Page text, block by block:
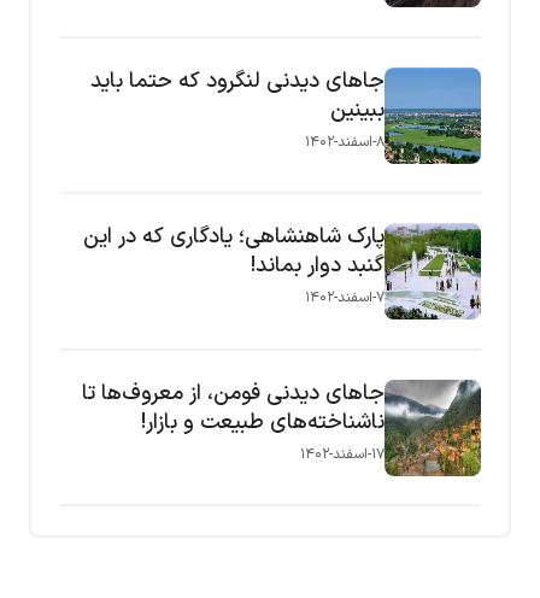
جاهای دیدنی لنگرود که حتما باید
ببینین
۸-اسفند-۱۴۰۲
پارک شاهنشاهی؛ یادگاری که در این
گنبد دوار بماند!
۷-اسفند-۱۴۰۲
جاهای دیدنی فومن، از معروف‌ها تا
ناشناخته‌های طبیعت و بازار!
۱۷-اسفند-۱۴۰۲